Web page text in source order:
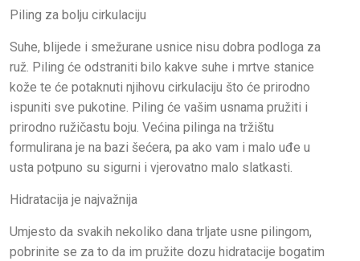
Piling za bolju cirkulaciju
Suhe, blijede i smežurane usnice nisu dobra podloga za
ruž. Piling će odstraniti bilo kakve suhe i mrtve stanice
kože te će potaknuti njihovu cirkulaciju što će prirodno
ispuniti sve pukotine. Piling će vašim usnama pružiti i
prirodno ružičastu boju. Većina pilinga na tržištu
formulirana je na bazi šećera, pa ako vam i malo uđe u
usta potpuno su sigurni i vjerovatno malo slatkasti.
Hidratacija je najvažnija
Umjesto da svakih nekoliko dana trljate usne pilingom,
pobrinite se za to da im pružite dozu hidratacije bogatim